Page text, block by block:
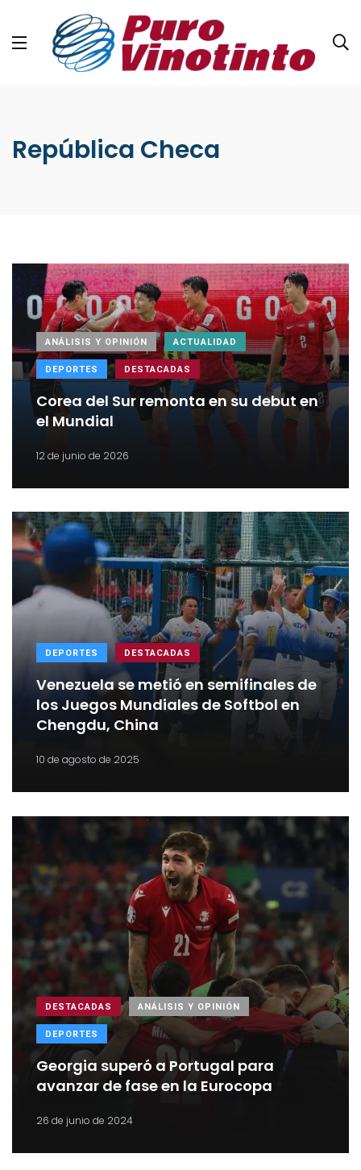
República Checa
ANÁLISIS Y OPINIÓN ACTUALIDAD
DEPORTES DESTACADAS
Corea del Sur remonta en su debut en
el Mundial
12 de junio de 2026
DEPORTES DESTACADAS
Venezuela se metió en semifinales de
los Juegos Mundiales de Softbol en
Chengdu, China
10 de agosto de 2025
DESTACADAS ANÁLISIS Y OPINIÓN
DEPORTES
Georgia superó a Portugal para
avanzar de fase en la Eurocopa
26 de junio de 2024